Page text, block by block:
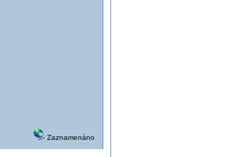
Zaznamenáno